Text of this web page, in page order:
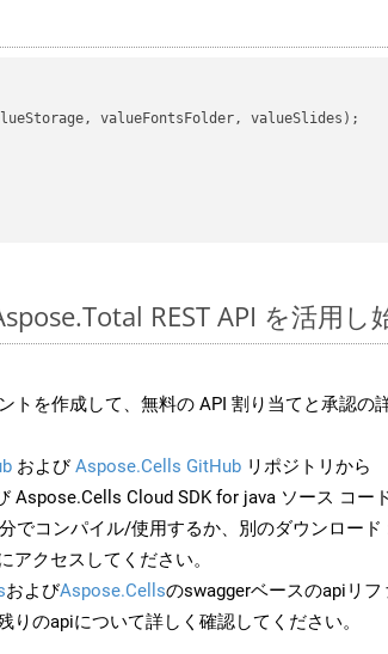
valueFontsFolder, valueSlides);
REST API を活用し
トを作成して、無料の API 割り当てと承認の
およびAspose.Cells GitHub リポジトリから
Aspose.Cells Cloud SDK for java ソース コー
でコンパイル/使用するか、別のダウンロード
アクセスしてください。
およびAspose.Cellsのswaggerベースのapiリフ
りのapiについて詳しく確認してください。